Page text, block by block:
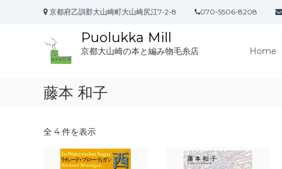
京都府乙訓郡大山崎町大山崎尻江7-2-8 070-5506-8208
Puolukka Mill
京都大山崎の本と編み物毛糸店 Home
藤本 和子
全 4 件を表示